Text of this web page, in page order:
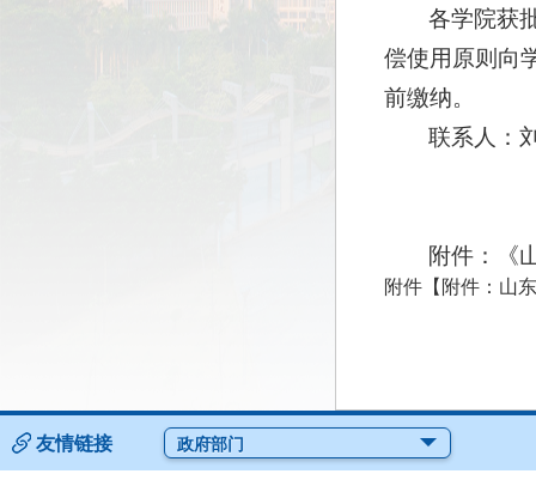
各学院获
偿使用原则向
前缴纳。
联系人：
附件：《
附件【附件：山
友情链接 政府部门